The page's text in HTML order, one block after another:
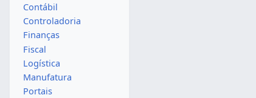
Contábil
Controladoria
Finanças
Fiscal
Logística
Manufatura
Portais